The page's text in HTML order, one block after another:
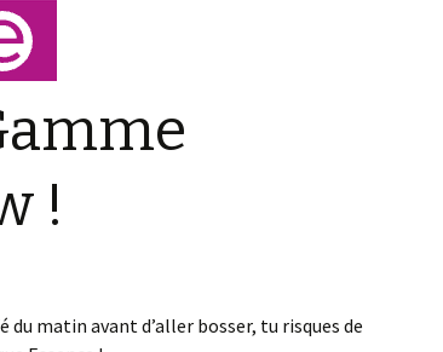
!
matin avant d’aller bosser, tu risques de